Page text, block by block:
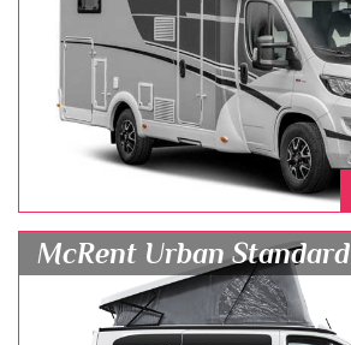
McRent Urban Standard